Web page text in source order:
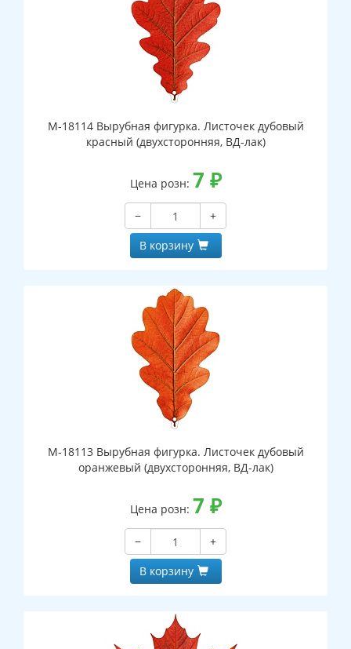
М-18114 Вырубная фигурка. Листочек дубовый
красный (двухсторонняя, ВД-лак)
Цена розн: 7 ₽
−
+
В корзину
М-18113 Вырубная фигурка. Листочек дубовый
оранжевый (двухсторонняя, ВД-лак)
Цена розн: 7 ₽
−
+
В корзину